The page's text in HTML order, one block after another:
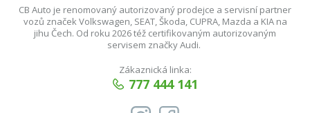
CB Auto je renomovaný autorizovaný prodejce a servisní partner
vozů značek Volkswagen, SEAT, Škoda, CUPRA, Mazda a KIA na
jihu Čech. Od roku 2026 též certifikovaným autorizovaným
servisem značky Audi.
Zákaznická linka:
777 444 141